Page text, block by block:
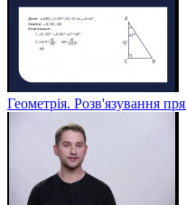
Геометрія. Розв'язування